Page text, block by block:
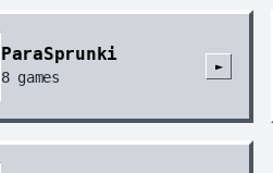
ParaSprunki
8games
►